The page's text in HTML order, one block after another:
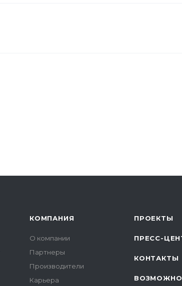
КОМПАНИЯ
О компании
Партнеры
Производители
Карьера
ПРОЕКТЫ
ПРЕСС-
КОНТАКТЫ